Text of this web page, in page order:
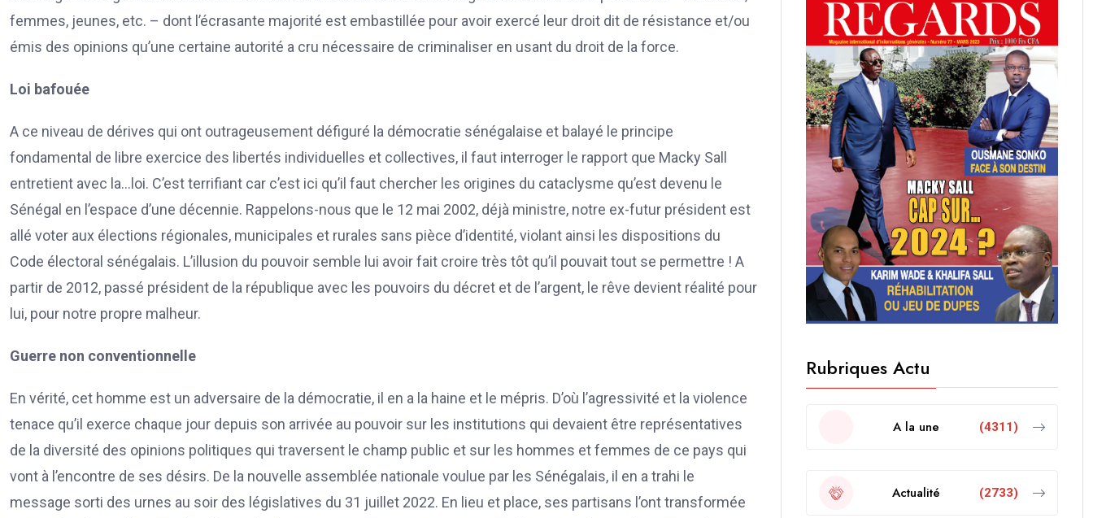
femmes, jeunes, etc. – dont l’écrasante majorité est embastillée pour avoir exercé leur droit dit de résistance et/ou
émis des opinions qu’une certaine autorité a cru nécessaire de criminaliser en usant du droit de la force.
Loi bafouée
A ce niveau de dérives qui ont outrageusement défiguré la démocratie sénégalaise et balayé le principe
fondamental de libre exercice des libertés individuelles et collectives, il faut interroger le rapport que Macky Sall
entretient avec la…loi. C’est terrifiant car c’est ici qu’il faut chercher les origines du cataclysme qu’est devenu le
Sénégal en l’espace d’une décennie. Rappelons-nous que le 12 mai 2002, déjà ministre, notre ex-futur président est
allé voter aux élections régionales, municipales et rurales sans pièce d’identité, violant ainsi les dispositions du
Code électoral sénégalais. L’illusion du pouvoir semble lui avoir fait croire très tôt qu’il pouvait tout se permettre ! A
partir de 2012, passé président de la république avec les pouvoirs du décret et de l’argent, le rêve devient réalité pour
lui, pour notre propre malheur.
Guerre non conventionnelle
En vérité, cet homme est un adversaire de la démocratie, il en a la haine et le mépris. D’où l’agressivité et la violence
tenace qu’il exerce chaque jour depuis son arrivée au pouvoir sur les institutions qui devaient être représentatives
de la diversité des opinions politiques qui traversent le champ public et sur les hommes et femmes de ce pays qui
vont à l’encontre de ses désirs. De la nouvelle assemblée nationale voulue par les Sénégalais, il en a trahi le
message sorti des urnes au soir des législatives du 31 juillet 2022. En lieu et place, ses partisans l’ont transformée
Rubriques Actu
A la une (4311)
Actualité (2733)